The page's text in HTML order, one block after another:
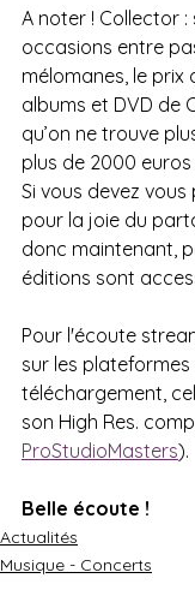
A noter ! Collector
occasions entre
mélomanes, le prix
albums et DVD de
qu’on ne trouve
plus de 2000 euros
Si vous devez
pour la joie du
donc maintenant,
éditions sont
Pour l'écoute
sur les plateformes
téléchargement,
son High Res.
ProStudioMasters).
Belle écoute !
Actualités
Musique - Concerts